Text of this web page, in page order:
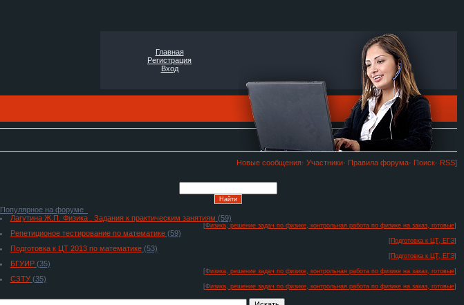
Главная
Регистрация
Вход
Новые сообщения· Участники· Правила форума· Поиск· RSS]
Популярное на форуме
Лагутина Ж.П. Физика . Задания к практическим занятиям (59)
[Физика, решение задач по физике, контрольная работа по физике на заказ, готовые]
Репетиционое тестирование по математике (59)
[ Подготовка к ЦТ, ЕГЭ]
Подготовка к ЦТ 2013 по математике (53)
[ Подготовка к ЦТ, ЕГЭ]
БГУИР (35)
[Физика, решение задач по физике, контрольная работа по физике на заказ, готовые]
СЗТУ (35)
[Физика, решение задач по физике, контрольная работа по физике на заказ, готовые]